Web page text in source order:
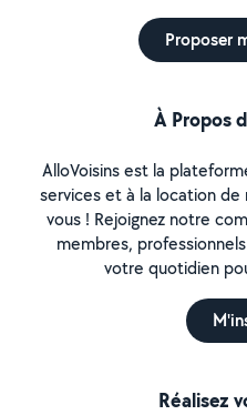
Proposer
À Propos
AlloVoisins est la
services et à la location
vous ! Rejoignez notre
membres,
votre quotidien
Réalisez